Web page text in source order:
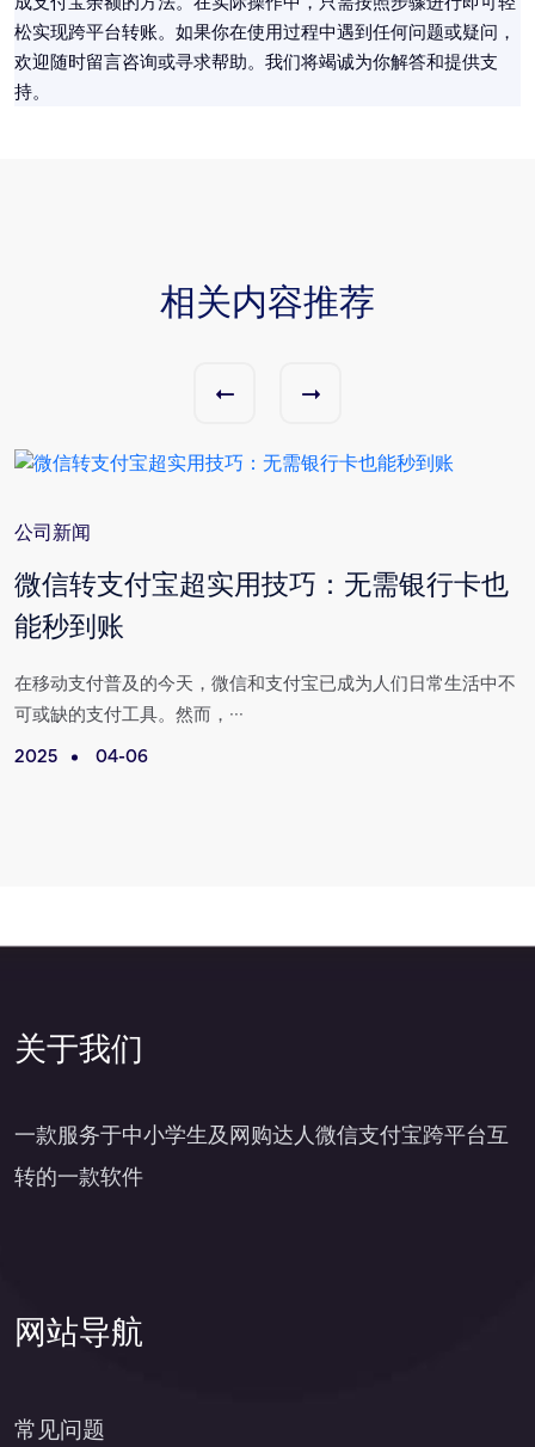
松实现跨平台转账。如果你在使用过程中遇到任何问题或疑问，
欢迎随时留言咨询或寻求帮助。我们将竭诚为你解答和提供支
持。
相关内容推荐
公司新闻
微信转支付宝超实用技巧：无需银行卡也
能秒到账
在移动支付普及的今天，微信和支付宝已成为人们日常生活中不
可或缺的支付工具。然而，···
2025 04-06
关于我们
一款服务于中小学生及网购达人微信支付宝跨平台互
转的一款软件
网站导航
常见问题